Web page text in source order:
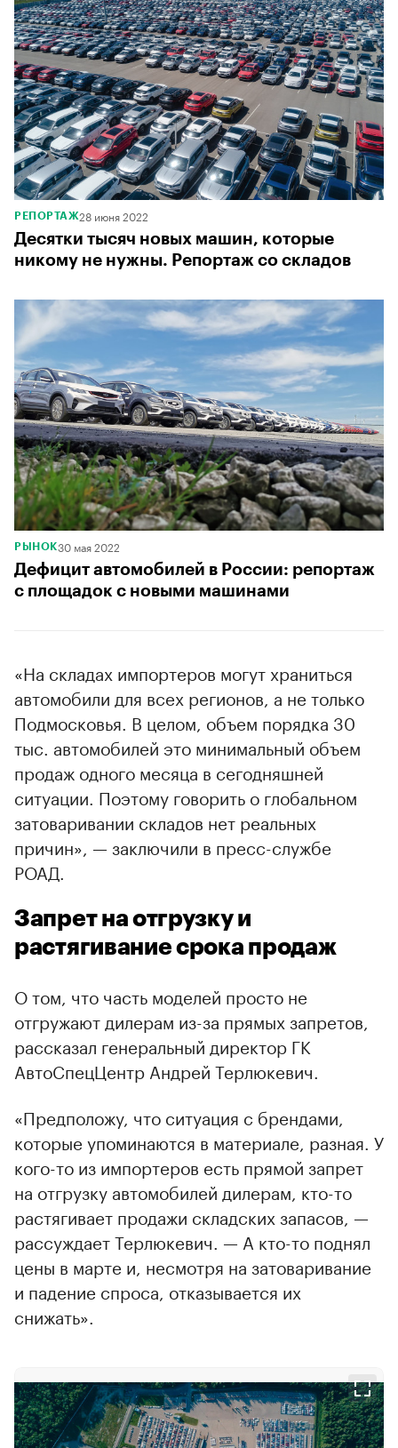
РЕПОРТАЖ28 июня 2022
Десятки тысяч новых машин, которые
никому не нужны. Репортаж со складов
РЫНОК30 мая 2022
Дефицит автомобилей в России: репортаж
с площадок с новыми машинами
«На складах импортеров могут храниться
автомобили для всех регионов, а не только
Подмосковья. В целом, объем порядка 30
тыс. автомобилей это минимальный объем
продаж одного месяца в сегодняшней
ситуации. Поэтому говорить о глобальном
затоваривании складов нет реальных
причин», — заключили в пресс-службе
РОАД.
Запрет на отгрузку и
растягивание срока продаж
О том, что часть моделей просто не
отгружают дилерам из-за прямых запретов,
рассказал генеральный директор ГК
АвтоСпецЦентр Андрей Терлюкевич.
«Предположу, что ситуация с брендами,
которые упоминаются в материале, разная. У
кого-то из импортеров есть прямой запрет
на отгрузку автомобилей дилерам, кто-то
растягивает продажи складских запасов, —
рассуждает Терлюкевич. — А кто-то поднял
цены в марте и, несмотря на затоваривание
и падение спроса, отказывается их
снижать».